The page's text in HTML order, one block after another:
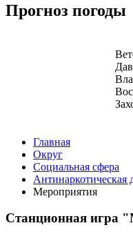
Прогноз погоды
Главная
Округ
Социальная сфера
Антинаркотическая
Мероприятия
Станционная игра